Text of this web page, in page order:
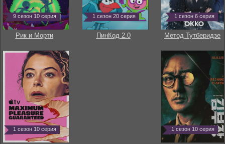
9 сезон 10 серия
Рик и Морти
1 сезон 20 серия
ПинКод 2.0
1 сезон 6 серия
Метод Тутберидзе
1 сезон 10 серия 1 сезон 10 серия